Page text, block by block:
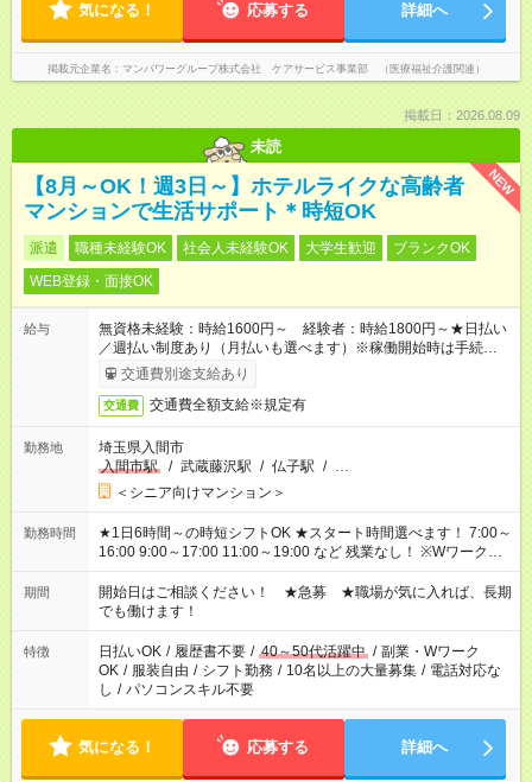
気になる！ 応募する 詳細へ
掲載元企業名 マンパワーグループ株式会社 ケアサービス事業部 （医療福祉介護関連）
掲載日：2026.08.09
未読
NEW
【8月～OK！週3日～】ホテルライクな高齢者
マンションで生活サポート＊時短OK
派遣 職種未経験OK 社会人未経験OK 大学生歓迎
ブランクOK
WEB登録・面接OK
給与
無資格未経験：時給1600円～ 経験者：時給1800円～★日払い
／週払い制度あり（月払いも選べます）※稼働開始時は手続き完
了次第のお支払いとなります。
交通費別途支給あり
交通費 交通費全額支給※規定有
勤務地
埼玉県入間市
入間市駅
/ 武蔵藤沢駅 / 仏子駅 / …
＜シニア向けマンション＞
勤務時間
★1日6時間～の時短シフトOK ★スタート時間選べます！ 7:00～
16:00 9:00～17:00 11:00～19:00 など 残業なし！ ※Wワークの
場合、他のお仕事と合わせ週40時間超の就業はご案内できませ
ん ※法令に基づき、週20時間以上勤務は社会保険への加入対象
となります ※労働者派遣法（日雇い派遣の原則禁止）により、
短時間・短期間の就業はご案内が難しい場合があります
期間
開始日はご相談ください！ ★急募 ★職場が気に入れば、長期
でも働けます！
特徴 日払いOK / 履歴書不要 / 40～50代活躍中 / 副業・Wワーク
OK / 服装自由 / シフト勤務 / 10名以上の大量募集 / 電話対応な
し / パソコンスキル不要
気になる！ 応募する 詳細へ